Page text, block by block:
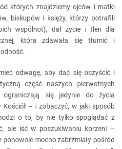
których znajdziemy ojców i matki
biskupów i księży, którzy potrafili
wspólnot), dał życie i tlen dla
która zdawała się tłumić i
odwagę, aby dać się oczyścić i
część naszych pierwotnych
się jedynie do życia
Kościół – i zobaczyć, w jaki sposób
o to, by nie tylko spoglądać z
ale iść w poszukiwaniu korzeni –
ponownie mocno zabrzmiały pośród